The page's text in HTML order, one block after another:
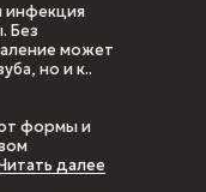
инфекция
Без
может
но и к..
от формы и
далее